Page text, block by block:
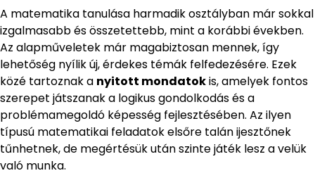
A matematika tanulása harmadik osztályban már sokkal
izgalmasabb és összetettebb, mint a korábbi években.
Az alapműveletek már magabiztosan mennek, így
lehetőség nyílik új, érdekes témák felfedezésére. Ezek
közé tartoznak a nyitott mondatokis, amelyek fontos
szerepet játszanak a logikus gondolkodás és a
problémamegoldó képesség fejlesztésében. Az ilyen
típusú matematikai feladatok elsőre talán ijesztőnek
tűnhetnek, de megértésük után szinte játék lesz a velük
való munka.